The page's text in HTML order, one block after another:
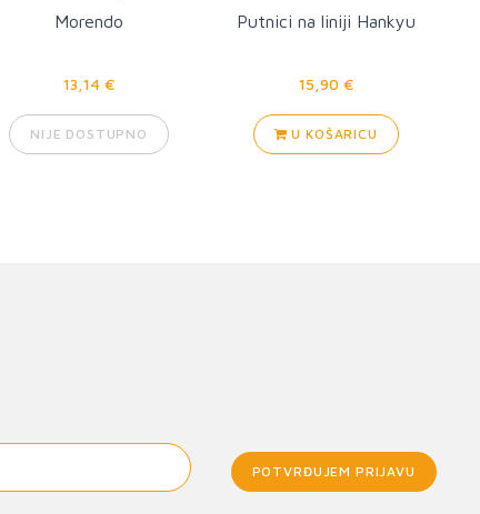
Morendo
13,14 €
NIJE DOSTUPNO
Putnici na liniji Hankyu
15,90 €
U KOŠARICU
POTVRĐUJEM PRIJAVU